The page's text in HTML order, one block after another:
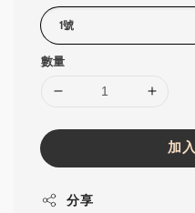
數量
加
分享